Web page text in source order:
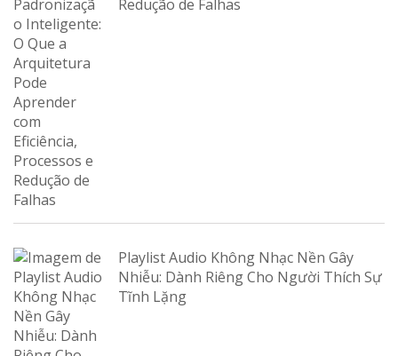
Redução de Falhas
Playlist Audio Không Nhạc Nền Gây
Nhiễu: Dành Riêng Cho Người Thích Sự
Tĩnh Lặng